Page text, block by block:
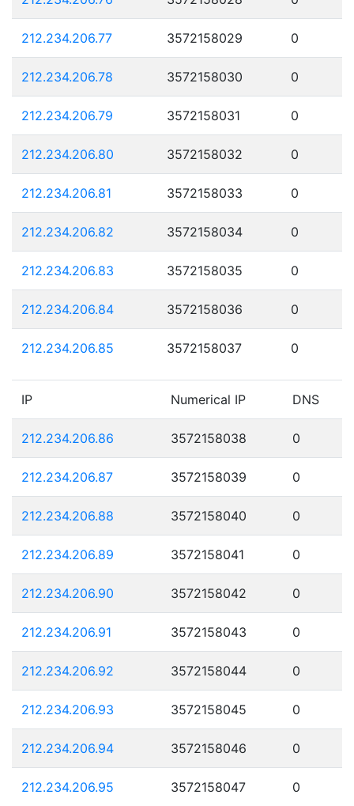
212.234.206.77 3572158029 0
212.234.206.78 3572158030 0
212.234.206.79 3572158031 0
212.234.206.80 3572158032 0
212.234.206.81 3572158033 0
212.234.206.82 3572158034 0
212.234.206.83 3572158035 0
212.234.206.84 3572158036 0
212.234.206.85 3572158037 0
IP Numerical IP DNS
212.234.206.86 3572158038 0
212.234.206.87 3572158039 0
212.234.206.88 3572158040 0
212.234.206.89 3572158041 0
212.234.206.90 3572158042 0
212.234.206.91 3572158043 0
212.234.206.92 3572158044 0
212.234.206.93 3572158045 0
212.234.206.94 3572158046 0
212.234.206.95 3572158047 0